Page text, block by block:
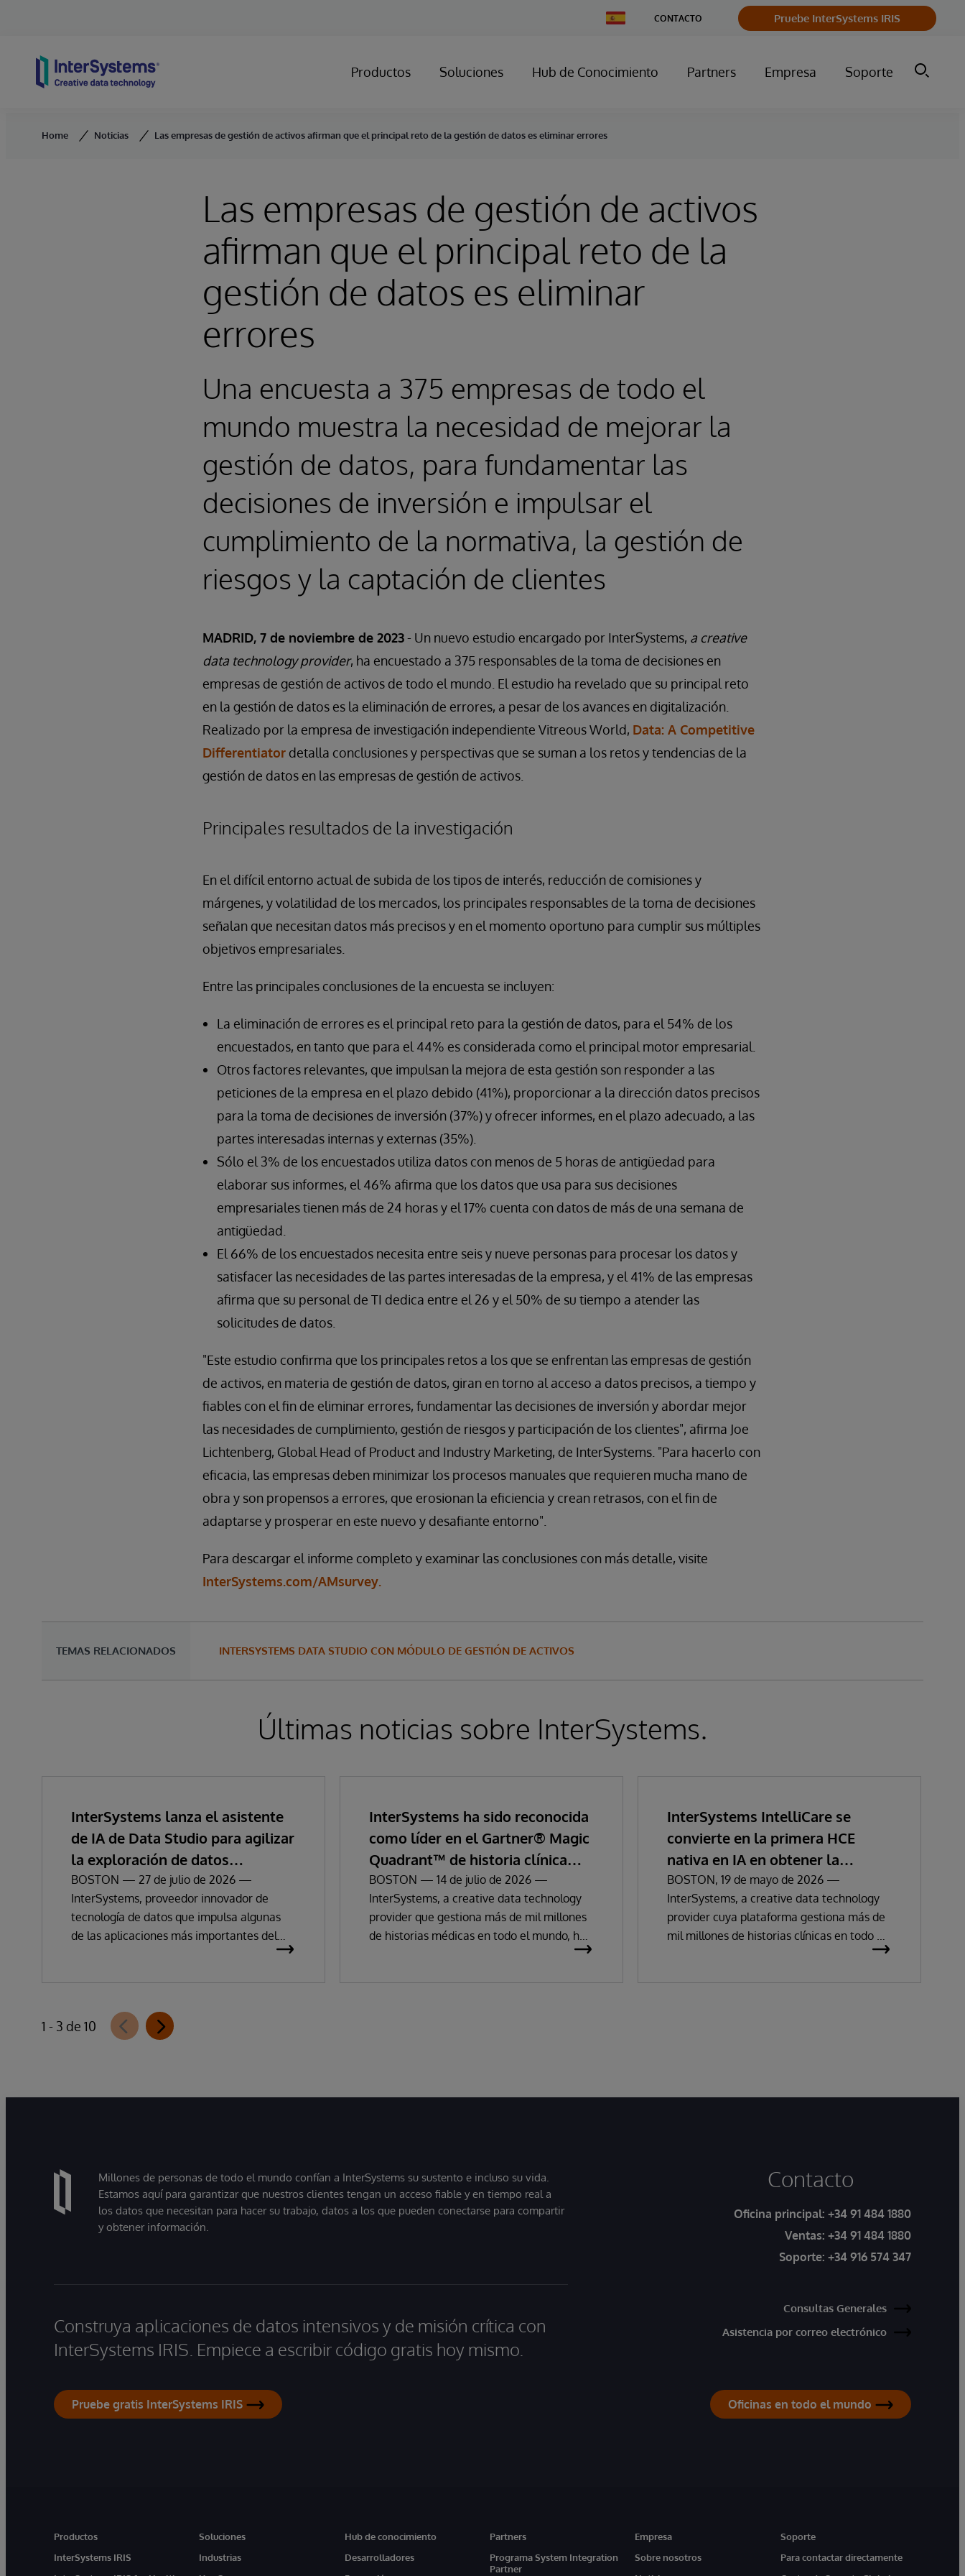
Change
Country
CONTACTO Pruebe InterSystems IRIS
Productos Soluciones Hub de Conocimiento Partners Empresa Soporte
Home Noticias Las empresas de gestión de activos afirman que el principal reto de la gestión de datos es eliminar errores
Las empresas de gestión de activos
afirman que el principal reto de la
gestión de datos es eliminar
errores
Una encuesta a 375 empresas de todo el
mundo muestra la necesidad de mejorar la
gestión de datos, para fundamentar las
decisiones de inversión e impulsar el
cumplimiento de la normativa, la gestión de
riesgos y la captación de clientes
MADRID, 7 de noviembre de 2023- Un nuevo estudio encargado por InterSystems, a creative
data technology provider, ha encuestado a 375 responsables de la toma de decisiones en
empresas de gestión de activos de todo el mundo. El estudio ha revelado que su principal reto
en la gestión de datos es la eliminación de errores, a pesar de los avances en digitalización.
Realizado por la empresa de investigación independiente Vitreous World, Data: A Competitive
Differentiator detalla conclusiones y perspectivas que se suman a los retos y tendencias de la
gestión de datos en las empresas de gestión de activos.
Principales resultados de la investigación
En el difícil entorno actual de subida de los tipos de interés, reducción de comisiones y
márgenes, y volatilidad de los mercados, los principales responsables de la toma de decisiones
señalan que necesitan datos más precisos y en el momento oportuno para cumplir sus múltiples
objetivos empresariales.
Entre las principales conclusiones de la encuesta se incluyen:
La eliminación de errores es el principal reto para la gestión de datos, para el 54% de los
encuestados, en tanto que para el 44% es considerada como el principal motor empresarial.
Otros factores relevantes, que impulsan la mejora de esta gestión son responder a las
peticiones de la empresa en el plazo debido (41%), proporcionar a la dirección datos precisos
para la toma de decisiones de inversión (37%) y ofrecer informes, en el plazo adecuado, a las
partes interesadas internas y externas (35%).
Sólo el 3% de los encuestados utiliza datos con menos de 5 horas de antigüedad para
elaborar sus informes, el 46% afirma que los datos que usa para sus decisiones
empresariales tienen más de 24 horas y el 17% cuenta con datos de más de una semana de
antigüedad.
El 66% de los encuestados necesita entre seis y nueve personas para procesar los datos y
satisfacer las necesidades de las partes interesadas de la empresa, y el 41% de las empresas
afirma que su personal de TI dedica entre el 26 y el 50% de su tiempo a atender las
solicitudes de datos.
"Este estudio confirma que los principales retos a los que se enfrentan las empresas de gestión
de activos, en materia de gestión de datos, giran en torno al acceso a datos precisos, a tiempo y
fiables con el fin de eliminar errores, fundamentar las decisiones de inversión y abordar mejor
las necesidades de cumplimiento, gestión de riesgos y participación de los clientes", afirma Joe
Lichtenberg, Global Head of Product and Industry Marketing, de InterSystems. "Para hacerlo con
eficacia, las empresas deben minimizar los procesos manuales que requieren mucha mano de
obra y son propensos a errores, que erosionan la eficiencia y crean retrasos, con el fin de
adaptarse y prosperar en este nuevo y desafiante entorno".
Para descargar el informe completo y examinar las conclusiones con más detalle, visite
InterSystems.com/AMsurvey.
TEMAS RELACIONADOS INTERSYSTEMS DATA STUDIO CON MÓDULO DE GESTIÓN DE ACTIVOS
Últimas noticias sobre InterSystems.
InterSystems lanza el asistente
de IA de Data Studio para agilizar
la exploración de datos
empresariales y la obtención de
información
BOSTON — 27 de julio de 2026 —
InterSystems, proveedor innovador de
tecnología de datos que impulsa algunas
de las aplicaciones más importantes del
mundo, ha anunciado hoy la disponibilidad
Data Studio basada en IA generativa que
permite a las organizaciones comprender,
proporcionar a estos sistemas acceso a
información fiable, actualizada y preparada
para su uso empresarial.
InterSystems ha sido reconocida
como líder en el Gartner® Magic
Quadrant™ de historia clínica
electrónica empresarial
BOSTON — 14 de julio de 2026 —
InterSystems, a creative data technology
provider que gestiona más de mil millones
de historias médicas en todo el mundo, ha
InterSystems IntelliCare se
convierte en la primera HCE
nativa en IA en obtener la
certificación del Reglamento
Europeo de Dispositivos Médicos
BOSTON, 19 de mayo de 2026 —
InterSystems, a creative data technology
provider cuya plataforma gestiona más de
mil millones de historias clínicas en todo el
mundo, ha anunciado que sus soluciones de
1 - 3 de 10
Millones de personas de todo el mundo confían a InterSystems su sustento e incluso su vida.
Estamos aquí para garantizar que nuestros clientes tengan un acceso fiable y en tiempo real a
los datos que necesitan para hacer su trabajo, datos a los que pueden conectarse para compartir
y obtener información.
Construya aplicaciones de datos intensivos y de misión crítica con
InterSystems IRIS. Empiece a escribir código gratis hoy mismo.
Pruebe gratis InterSystems IRIS
Contacto
Oficina principal: +34 91 484 1880
Ventas: +34 91 484 1880
Soporte: +34 916 574 347
Consultas Generales
Asistencia por correo electrónico
Oficinas en todo el mundo
Productos
InterSystems IRIS
Soluciones
Industrias
Hub de conocimiento
Desarrolladores
Partners
Programa System Integration
Partner
Empresa
Sobre nosotros
Soporte
Para contactar directamente